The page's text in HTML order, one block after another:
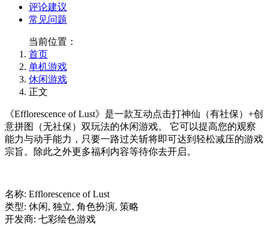
评论建议
常见问题
当前位置：
首页
单机游戏
休闲游戏
正文
《Efflorescence of Lust》是一款互动点击打神仙（有社保）+创
意拼图（无社保）双玩法的休闲游戏。 它可以提高您的观察
能力与动手能力，只要一路过关斩将即可达到轻松减压的游戏
宗旨。除此之外更多福利内容等待你去开启。
名称: Efflorescence of Lust
类型: 休闲, 独立, 角色扮演, 策略
开发商: 七彩绘色游戏